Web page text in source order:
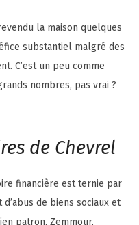
la maison quelques
substantiel malgré des
C’est un peu comme
nombres, pas vrai ?
de Chevrel
financière est ternie par
de biens sociaux et
patron, Zemmour,